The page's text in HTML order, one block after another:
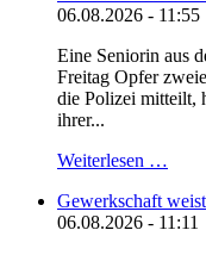
06.08.2026 - 11:55
Eine Seniorin aus
Freitag Opfer
die Polizei mitteilt,
ihrer...
Weiterlesen …
Gewerkschaft
06.08.2026 - 11:11